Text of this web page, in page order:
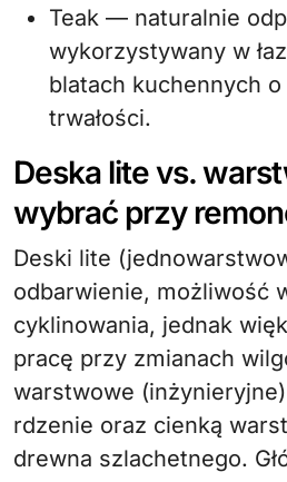
Teak — naturalnie
wykorzystywany w
blatach kuchennych
trwałości.
Deska lite vs.
wybrać przy
Deski lite
odbarwienie, możliwość
cyklinowania, jednak
pracę przy zmianach
warstwowe
rdzenie oraz cienką
drewna szlachetnego.